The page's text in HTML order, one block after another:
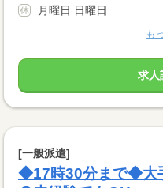
月曜日 日曜日
も
求人
[一般派遣]
◆17時30分まで◆大